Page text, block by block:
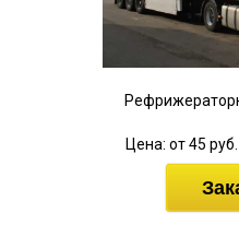
Цена: от 45